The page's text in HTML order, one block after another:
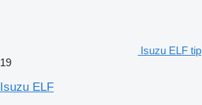
Isuzu ELF
19
Isuzu ELF